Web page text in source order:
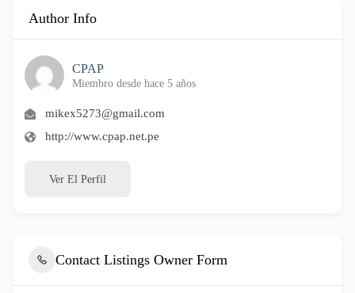
Author Info
CPAP
Miembro desde hace 5 años
mikex5273@gmail.com
http://www.cpap.net.pe
Ver El Perfil
Contact Listings Owner Form